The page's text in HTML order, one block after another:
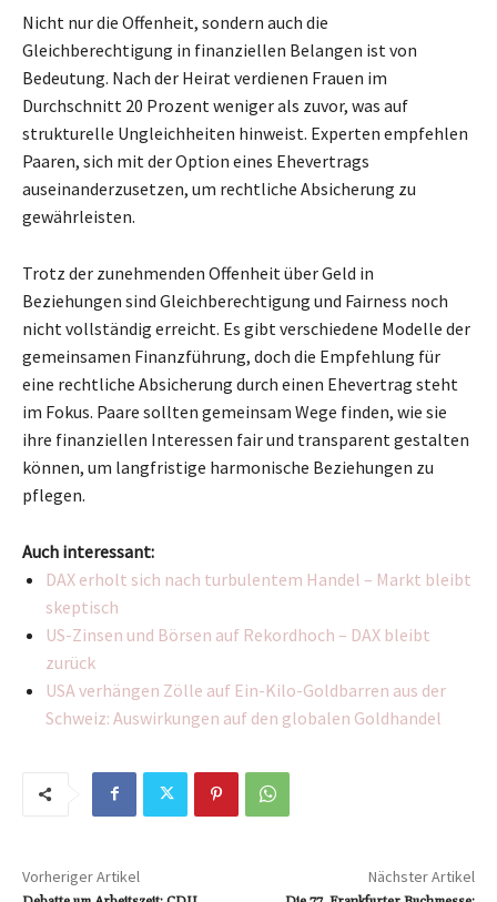
Nicht nur die Offenheit, sondern auch die
Gleichberechtigung in finanziellen Belangen ist von
Bedeutung. Nach der Heirat verdienen Frauen im
Durchschnitt 20 Prozent weniger als zuvor, was auf
strukturelle Ungleichheiten hinweist. Experten empfehlen
Paaren, sich mit der Option eines Ehevertrags
auseinanderzusetzen, um rechtliche Absicherung zu
gewährleisten.
Trotz der zunehmenden Offenheit über Geld in
Beziehungen sind Gleichberechtigung und Fairness noch
nicht vollständig erreicht. Es gibt verschiedene Modelle der
gemeinsamen Finanzführung, doch die Empfehlung für
eine rechtliche Absicherung durch einen Ehevertrag steht
im Fokus. Paare sollten gemeinsam Wege finden, wie sie
ihre finanziellen Interessen fair und transparent gestalten
können, um langfristige harmonische Beziehungen zu
pflegen.
Auch interessant:
DAX erholt sich nach turbulentem Handel – Markt bleibt
skeptisch
US-Zinsen und Börsen auf Rekordhoch – DAX bleibt
zurück
USA verhängen Zölle auf Ein-Kilo-Goldbarren aus der
Schweiz: Auswirkungen auf den globalen Goldhandel
Vorheriger Artikel Nächster Artikel